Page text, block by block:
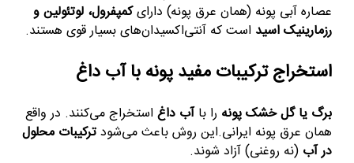
عصاره آبی پونه (همان عرق پونه) دارایکمپفرول، لوتئولین و
رزمارینیک اسید است که آنتی‌اکسیدان‌های بسیار قوی هستند.
استخراج ترکیبات مفید پونه با آب داغ
برگ یا گل خشک پونه را باآب داغ استخراج می‌کنند. در واقع
همان عرق پونه ایرانی.این روش باعث می‌شودترکیبات محلول
در آب (نه روغنی) آزاد شوند.